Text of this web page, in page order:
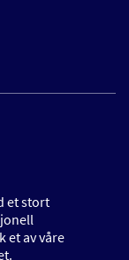
et stort
et av våre